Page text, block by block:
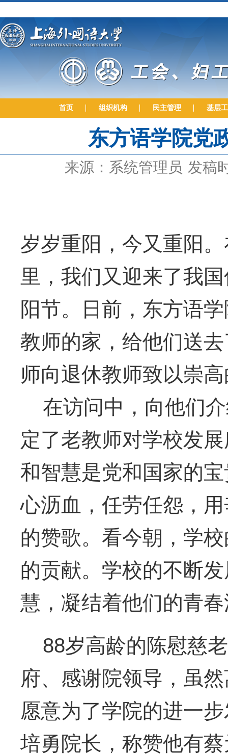
首页 组织机构 民主管理 基层
东方语学院党
来源：系统管理员 发稿
岁岁重阳，今又重阳
里，我们又迎来了我
阳节。日前，东方语
教师的家，给他们送
师向退休教师致以崇
在访问中，向他们
定了老教师对学校发
和智慧是党和国家的
心沥血，任劳任怨，
的赞歌。看今朝，学
的贡献。学校的不断
慧，凝结着他们的青
88岁高龄的陈慰慈
府、感谢院领导，虽
愿意为了学院的进一
培勇院长，称赞他有